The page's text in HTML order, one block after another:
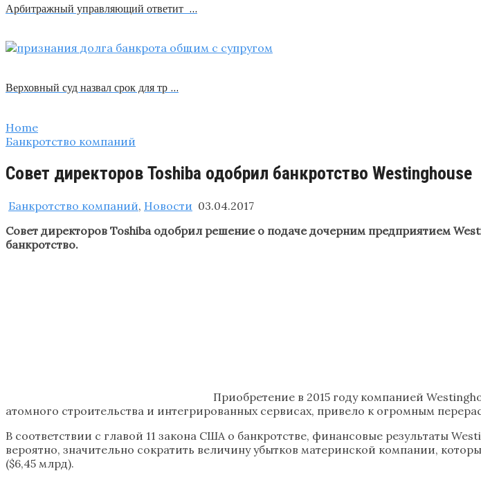
Арбитражный управляющий ответит …
Верховный суд назвал срок для тр …
Home
Банкротство компаний
Совет директоров Toshiba одобрил банкротство Westinghouse
Банкротство компаний, Новости 03.04.2017
Совет директоров Toshiba одобрил решение о подаче дочерним предприятием
банкротство.
Приобретение в 2015 году компанией
атомного строительства и интегрированных сервисах, привело к огромным
В соответствии с главой 11 закона США о банкротстве, финансовые результаты
вероятно, значительно сократить величину убытков материнской компании,
($6,45 млрд).